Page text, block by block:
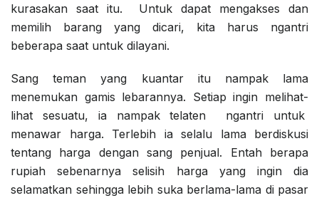
kurasakan saat itu. Untuk dapat mengakses dan
memilih barang yang dicari, kita harus ngantri
beberapa saat untuk dilayani.
Sang teman yang kuantar itu nampak lama
menemukan gamis lebarannya. Setiap ingin melihat-
lihat sesuatu, ia nampak telaten ngantri untuk
menawar harga. Terlebih ia selalu lama berdiskusi
tentang harga dengan sang penjual. Entah berapa
rupiah sebenarnya selisih harga yang ingin dia
selamatkan sehingga lebih suka berlama-lama di pasar